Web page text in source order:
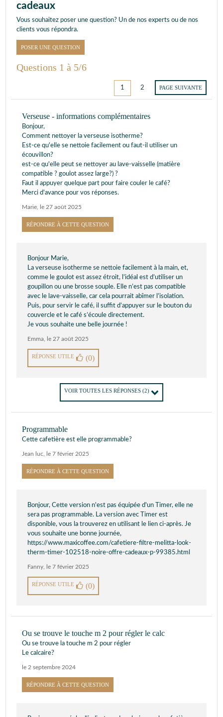
cadeaux
Vous souhaitez poser une question? Un de nos experts ou de nos
clients vous répondra.
POSER UNE QUESTION
Questions 1 à 5/6
1 2 PAGE SUIVANTE
Verseuse - informations complémentaires
Bonjour,
Comment nettoyer la verseuse isotherme?
Est-ce qu'elle se nettoie facilement ou faut-il utiliser un
écouvillon?
est-ce qu'elle peut se nettoyer au lave-vaisselle (matière
compatible ? goulot assez large?) ?
Faut il appuyer quelque part pour faire couler le café?
Merci d'avance pour vos réponses.
Marie, le 27 août 2025
RÉPONDRE À CETTE QUESTION
Bonjour Marie,
La verseuse isotherme se nettoie facilement à la main, et,
comme le goulot est assez étroit, l’idéal est d’utiliser un
goupillon ou une brosse souple. Elle n’est pas compatible
avec le lave-vaisselle, car cela pourrait abîmer l’isolation.
Puis, pour servir le café, il suffit d’appuyer sur le bouton du
couvercle et le café s’écoule directement.
Je vous souhaite une belle journée !
Emma, le 27 août 2025
RÉPONSE UTILE (0)
VOIR TOUTES LES RÉPONSES (2)
Programmable
Cette cafetière est elle programmable?
Jean luc, le 7 février 2025
RÉPONDRE À CETTE QUESTION
Bonjour, Cette version n'est pas équipée d'un Timer, elle ne
sera pas programmable. La version avec Timer est
disponible, vous la trouverez en utilisant le lien ci-après. Je
vous souhaite une bonne journée,
https://www.maxicoffee.com/cafetiere-filtre-melitta-look-
therm-timer-102518-noire-offre-cadeaux-p-99385.html
Fanny, le 7 février 2025
RÉPONSE UTILE (0)
Ou se trouve le touche m 2 pour régler le calc
Ou se trouve la touche m 2 pour régler
Le calcaire?
le 2 septembre 2024
RÉPONDRE À CETTE QUESTION